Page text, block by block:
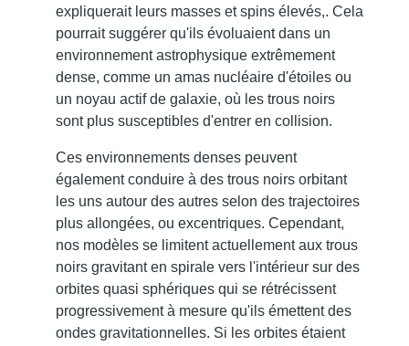
expliquerait leurs masses et spins élevés,. Cela
pourrait suggérer qu'ils évoluaient dans un
environnement astrophysique extrêmement
dense, comme un amas nucléaire d'étoiles ou
un noyau actif de galaxie, où les trous noirs
sont plus susceptibles d'entrer en collision.
Ces environnements denses peuvent
également conduire à des trous noirs orbitant
les uns autour des autres selon des trajectoires
plus allongées, ou excentriques. Cependant,
nos modèles se limitent actuellement aux trous
noirs gravitant en spirale vers l'intérieur sur des
orbites quasi sphériques qui se rétrécissent
progressivement à mesure qu'ils émettent des
ondes gravitationnelles. Si les orbites étaient